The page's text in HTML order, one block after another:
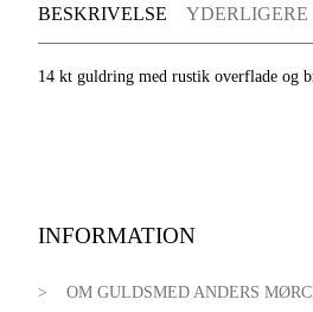
BESKRIVELSE
14 kt guldring med rustik overflade og
INFORMATION
OM GULDSMED ANDERS